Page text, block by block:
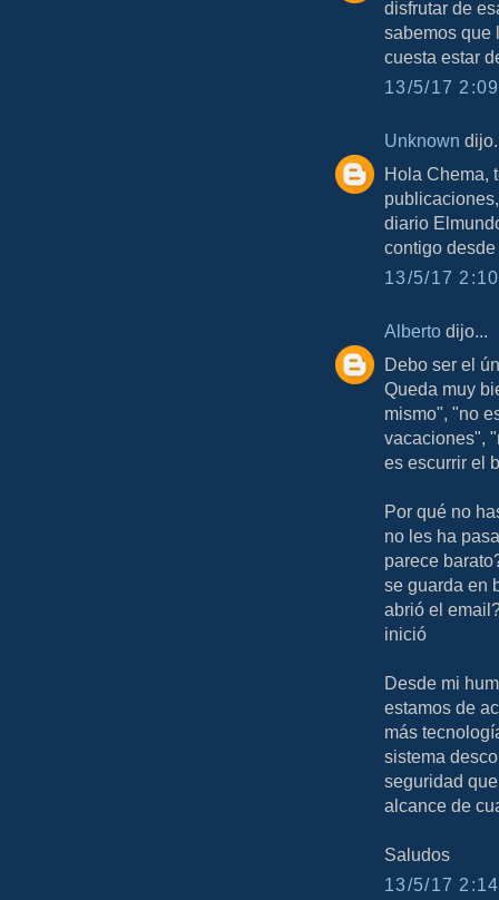
disfrutar de
sabemos que
cuesta estar
13/5/17
Unknown
Hola Chema,
diario
contigo
13/5/17
Alberto dijo...
Debo ser el
Queda muy
mismo", "no
vacaciones",
es escurrir el
Por qué no
no les ha
parece
se guarda en
abrió el
inició
Desde mi
estamos de
más
sistema
seguridad
alcance de
Saludos
13/5/17